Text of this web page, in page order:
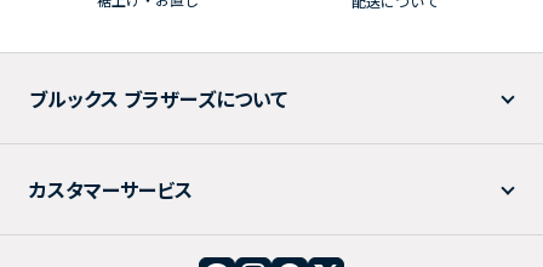
ブルックス ブラザーズについて
カスタマーサービス